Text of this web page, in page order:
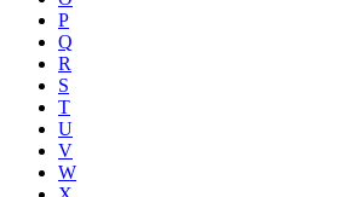
P
Q
R
S
T
U
V
W